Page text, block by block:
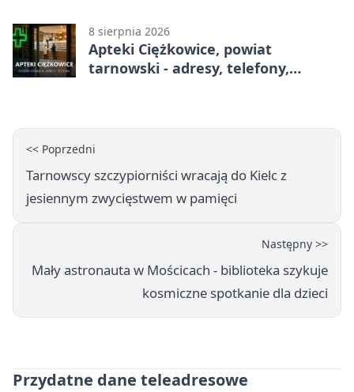
8 sierpnia 2026
Apteki Ciężkowice, powiat
tarnowski - adresy, telefony,
<< Poprzedni
Tarnowscy szczypiorniści wracają do Kielc z
jesiennym zwycięstwem w pamięci
Następny >>
Mały astronauta w Mościcach - biblioteka szykuje
kosmiczne spotkanie dla dzieci
Przydatne dane teleadresowe